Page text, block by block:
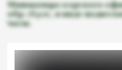
Миниатюра морского
обр. 1890г., в виде
часы.